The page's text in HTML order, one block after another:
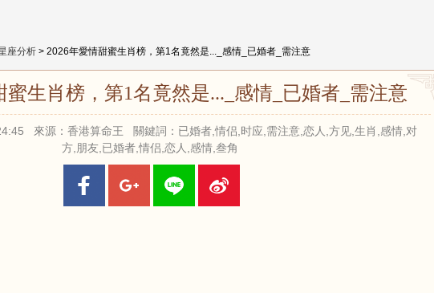
座分析 > 2026年愛情甜蜜生肖榜，第1名竟然是..._感情_已婚者_需注意
蜜生肖榜，第1名竟然是..._感情_已婚者_需注意
來源：香港算命王 關鍵詞：已婚者,情侣,时应,需注意,恋人,方见,生肖,感情,对
方,朋友,已婚者,情侣,恋人,感情,叁角